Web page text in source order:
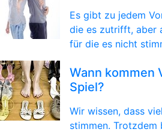
Es gibt zu jedem
die es zutrifft, aber
für die es nicht
Wann kommen
Spiel?
Wir wissen, dass
stimmen. Trotzdem